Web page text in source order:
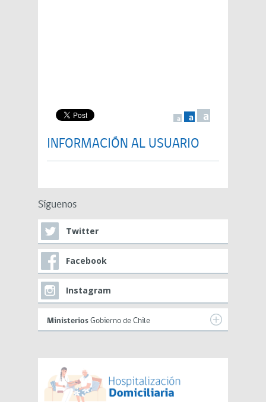
a a a
INFORMACIÓN AL USUARIO
Síguenos
Twitter
Facebook
Instagram
Ministerios Gobierno de Chile